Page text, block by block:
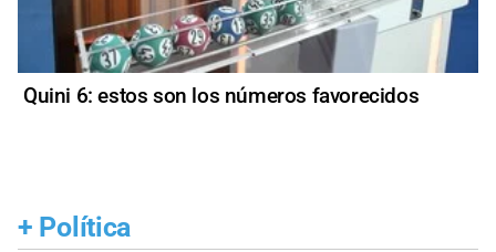
Quini 6: estos son los números favorecidos
+ Política